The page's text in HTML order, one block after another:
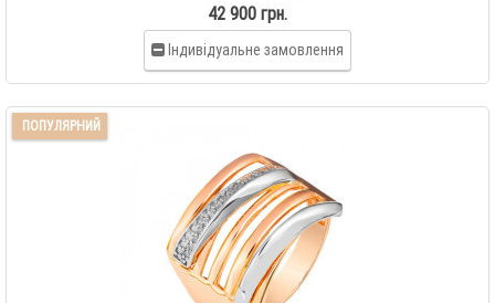
42 900 грн.
Індивідуальне замовлення
ПОПУЛЯРНИЙ